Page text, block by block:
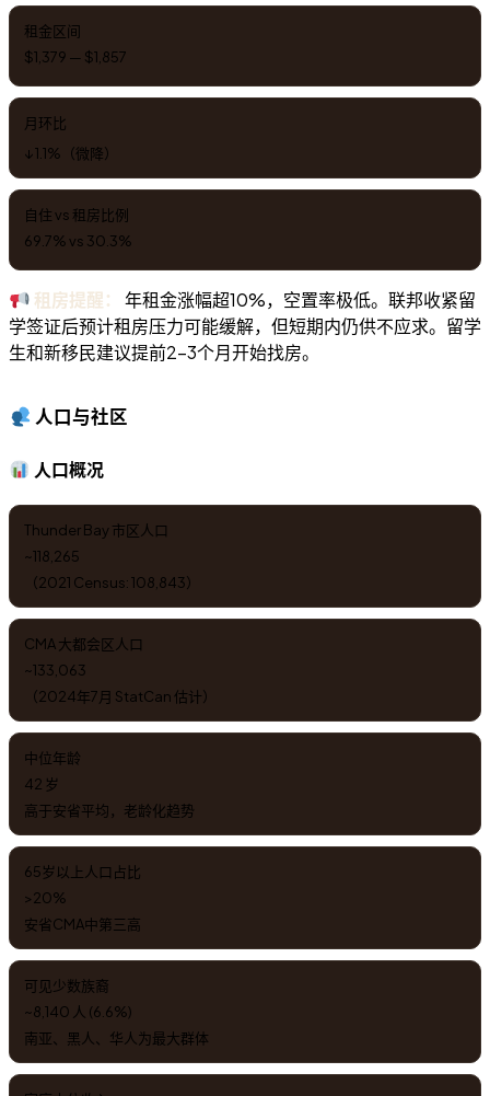
租金区间
$1,379 — $1,857
月环比
↓ 1.1%（微降）
自住 vs 租房比例
69.7% vs 30.3%
租房提醒：
年租金涨幅超10%，空置率极低。联邦收紧留
学签证后预计租房压力可能缓解，但短期内仍供不应求。留学
生和新移民建议提前2-3个月开始找房。
人口与社区
人口概况
Thunder Bay 市区人口
~118,265
（2021 Census: 108,843）
CMA 大都会区人口
~133,063
（2024年7月 StatCan 估计）
中位年龄
42 岁
高于安省平均，老龄化趋势
65岁以上人口占比
>20%
安省CMA中第三高
可见少数族裔
~8,140 人 (6.6%)
南亚、黑人、华人为最大群体